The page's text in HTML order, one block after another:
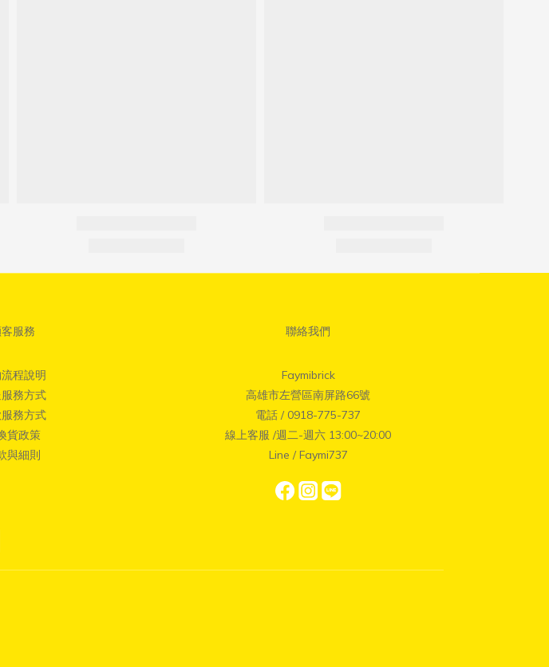
服務
程說明
務方式
務方式
貨政策
與細則
聯絡我們
Faymibrick
高雄市左營區南屏路66號
電話 / 0918-775-737
線上客服 /週二-週六 13:00~20:00
Line / Faymi737